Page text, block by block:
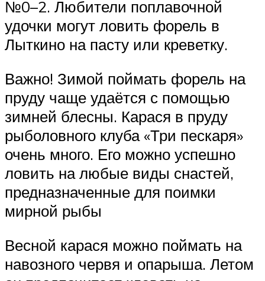
№0–2. Любители поплавочной
удочки могут ловить форель в
Лыткино на пасту или креветку.
Важно! Зимой поймать форель на
пруду чаще удаётся с помощью
зимней блесны. Карася в пруду
рыболовного клуба «Три пескаря»
очень много. Его можно успешно
ловить на любые виды снастей,
предназначенные для поимки
мирной рыбы
Весной карася можно поймать на
навозного червя и опарыша. Летом